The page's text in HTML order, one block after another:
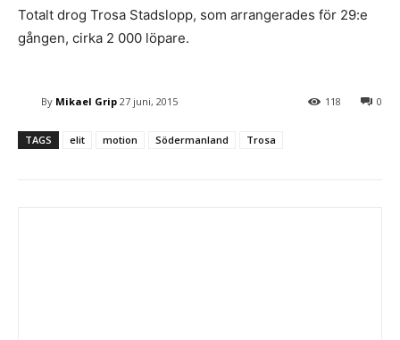
Totalt drog Trosa Stadslopp, som arrangerades för 29:e
gången, cirka 2 000 löpare.
By Mikael Grip 27 juni, 2015 0
118
TAGS elit motion Södermanland Trosa